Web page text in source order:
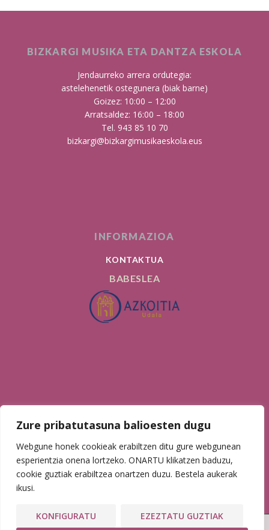
Zure pribatutasuna balioesten dugu
Webgune honek cookieak erabiltzen ditu gure webgunean
esperientzia onena lortzeko. ONARTU klikatzen baduzu,
cookie guztiak erabiltzea onartzen duzu. Bestela aukerak
ikusi.
KONFIGURATU EZEZTATU GUZTIAK
BIZKARGI MUSIKA ETA DANTZA ESKOLA
Jendaurreko arrera ordutegia:
astelehenetik ostegunera (biak barne)
Goizez: 10:00 – 12:00
Arratsaldez: 16:00 – 18:00
Tel. 943 85 10 70
bizkargi@bizkargimusikaeskola.eus
INFORMAZIOA
KONTAKTUA
BABESLEA
Web garapena:Elkarmedia| © Lege Oharra|